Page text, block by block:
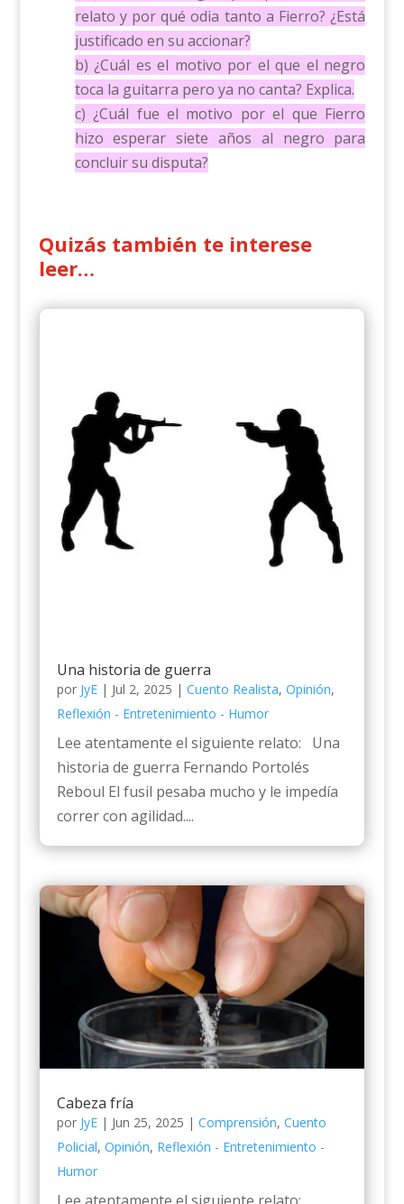
relato y por qué odia tanto a Fierro? ¿Está
justificado en su accionar?
b) ¿Cuál es el motivo por el que el negro
toca la guitarra pero ya no canta? Explica.
c) ¿Cuál fue el motivo por el que Fierro
hizo esperar siete años al negro para
concluir su disputa?
Quizás también te interese
leer…
Una historia de guerra
por JyE| Jul 2, 2025 | Cuento Realista, Opinión,
Reflexión - Entretenimiento - Humor
Lee atentamente el siguiente relato: Una
historia de guerra Fernando Portolés
Reboul El fusil pesaba mucho y le impedía
correr con agilidad....
Cabeza fría
por JyE| Jun 25, 2025 | Comprensión, Cuento
Policial, Opinión, Reflexión - Entretenimiento -
Humor